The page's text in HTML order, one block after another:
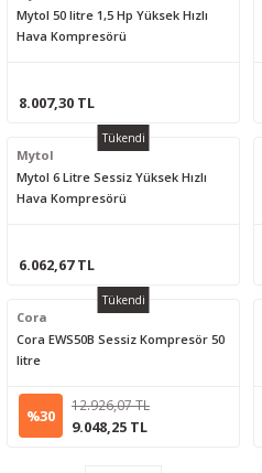
Mytol 50 litre 1,5 Hp Yüksek Hızlı
Hava Kompresörü
8.007,30 TL
Tükendi
Mytol
Mytol 6 Litre Sessiz Yüksek Hızlı
Hava Kompresörü
6.062,67 TL
Tükendi
Cora
Cora EWS50B Sessiz Kompresör 50
litre
%30
12.926,07 TL
9.048,25 TL